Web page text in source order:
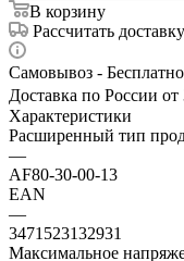
В корзину
Рассчитать доставку
Самовывоз - Бесплатно
Доставка по России
Характеристики
Расширенный тип
—
AF80-30-00-13
EAN
—
3471523132931
Максимальное